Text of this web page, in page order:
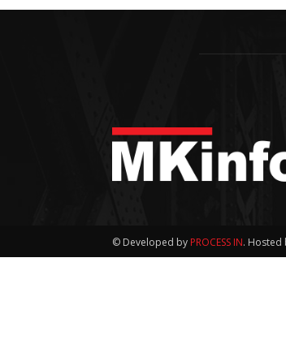
© Developed by PROCESS IN. Hosted